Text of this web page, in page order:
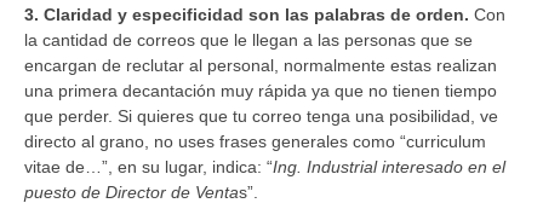
3. Claridad y especificidad son las palabras de orden. Con
la cantidad de correos que le llegan a las personas que se
encargan de reclutar al personal, normalmente estas realizan
una primera decantación muy rápida ya que no tienen tiempo
que perder. Si quieres que tu correo tenga una posibilidad, ve
directo al grano, no uses frases generales como “curriculum
vitae de…”, en su lugar, indica: “Ing. Industrial interesado en el
puesto de Director de Ventas”.